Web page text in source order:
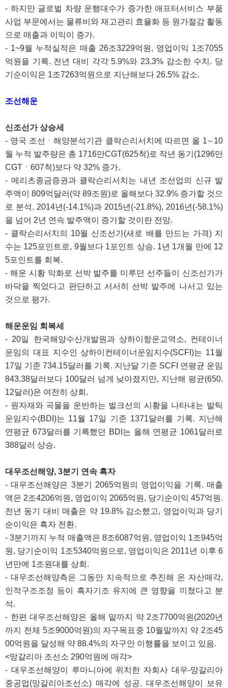
- 하지만 글로벌 차량 운행대수가 증가한 애프터서비스 부품
사업 부문에서는 물류비와 재고관리 효율화 등 원가절감 활동
으로 매출과 이익이 증가.
- 1~9월 누적실적은 매출 26조3229억원, 영업이익 1조7055
억원을 기록. 전년 대비 각각 5.9%와 23.3% 감소한 수치. 당
기순이익은 1조7263억원으로 지난해보다 26.5% 감소.
조선해운
신조선가 상승세
- 영국 조선ㆍ해양분석기관 클락슨리서치에 따르면 올 1∼10
월 누적 발주량은 총 1716만CGT(625척)로 작년 동기(1296만
CGTㆍ607척)보다 약 32% 증가.
- 메리츠종금증권과 클락슨리서치는 내년 조선업의 신규 발
주액이 809억달러(약 89조원)로 올해보다 32.9% 증가할 것으
로 분석. 2014년(-14.1%)과 2015년(-21.8%), 2016년(-58.1%)
을 넘어 2년 연속 발주액이 증가할 것이란 전망.
- 클락슨리서치의 10월 신조선가(새로 배를 만드는 가격) 지
수는 125포인트로, 9월보다 1포인트 상승. 1년 1개월 만에 12
5포인트를 회복.
- 해운 시황 악화로 선박 발주를 미루던 선주들이 신조선가가
바닥을 찍었다고 판단하고 서서히 선박 발주에 나서고 있는
것으로 평가.
해운운임 회복세
- 20일 한국해양수산개발원과 상하이항운교역소, 컨테이너
운임의 대표 지수인 상하이컨테이너운임지수(SCFI)는 11월
17일 기준 734.15달러를 기록. 지난달 기준 SCFI 연평균 운임
843.38달러보다 100달러 넘게 낮아졌지만, 지난해 평균(650.
12달러)은 여전히 상회.
- 원자재와 곡물을 운반하는 벌크선의 시황을 나타내는 발틱
운임지수(BDI)는 11월 17일 기준 1371달러를 기록. 지난해
연평균 673달러를 기록했던 BDI는 올해 연평균 1061달러로
388달러 상승.
대우조선해양, 3분기 연속 흑자
- 대우조선해양은 3분기 2065억원의 영업이익을 기록. 매출
액은 2조4206억원, 영업이익 2065억원, 당기순이익 457억원.
전년 동기 대비 매출은 약 19.8% 감소했고, 영업이익과 당기
순이익은 흑자 전환.
- 3분기까지 누적 매출액은 8조6087억원, 영업이익 1조945억
원, 당기순이익 1조5340억원으로, 영업이익은 2011년 이후 6
년만에 1조원대를 상회.
- 대우조선해양측은 그동안 지속적으로 추진해 온 자산매각,
인적구조조정 등이 흑자기조 유지에 큰 영향을 끼쳤다고 분
석.
- 한편 대우조선해양은 올해 말까지 약 2조7700억원(2020년
까지 전체 5조9000억원)의 자구목표중 10월말까지 약 2조45
00억원을 달성해 약 88.4%의 자구안 이행률을 보이고 있음.
<망갈리아 조선소 290억원에 매각>
- 대우조선해양이 루마니아에 위치한 자회사 대우-망갈리아
중공업(망갈리아조선소) 매각에 성공. 대우조선해양이 보유